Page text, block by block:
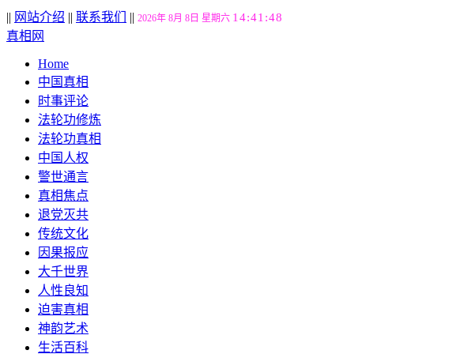
|| 网站介绍 || 联系我们 || 2026年 8月 8日 星期六 14:41:49
真相网
Home
中国真相
时事评论
法轮功修炼
法轮功真相
中国人权
警世通言
真相焦点
退党灭共
传统文化
因果报应
大千世界
人性良知
迫害真相
神韵艺术
生活百科